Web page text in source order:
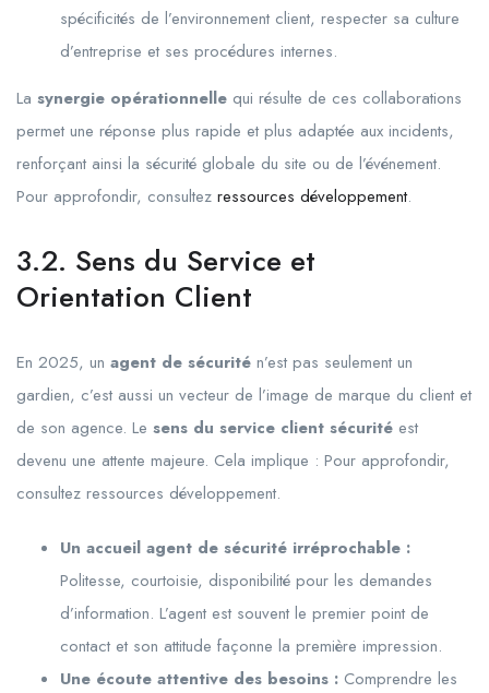
spécificités de l’environnement client, respecter sa culture
d’entreprise et ses procédures internes.
La synergie opérationnelle qui résulte de ces collaborations
permet une réponse plus rapide et plus adaptée aux incidents,
renforçant ainsi la sécurité globale du site ou de l’événement.
Pour approfondir, consultez ressources développement.
3.2. Sens du Service et
Orientation Client
En 2025, un agent de sécurité n’est pas seulement un
gardien, c’est aussi un vecteur de l’image de marque du client et
de son agence. Le sens du service client sécurité est
devenu une attente majeure. Cela implique : Pour approfondir,
consultez ressources développement.
Un accueil agent de sécurité irréprochable :
Politesse, courtoisie, disponibilité pour les demandes
d’information. L’agent est souvent le premier point de
contact et son attitude façonne la première impression.
Une écoute attentive des besoins : Comprendre les